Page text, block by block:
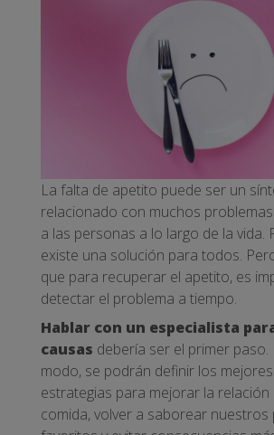
La falta de apetito puede ser un
relacionado con muchos
a las personas a lo largo de la vida.
existe una solución para todos.
que para recuperar el apetito, es
detectar el problema a tiempo.
Hablar con un especialista
causas debería ser el primer paso.
modo, se podrán definir los
estrategias para mejorar la relación
comida, volver a saborear nuestros